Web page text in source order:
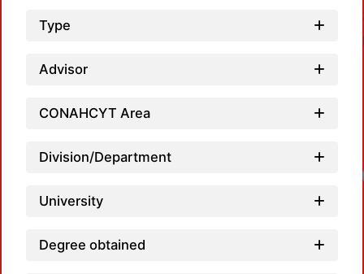
Type
Advisor
CONAHCYT Area
Division/Department
University
Degree obtained